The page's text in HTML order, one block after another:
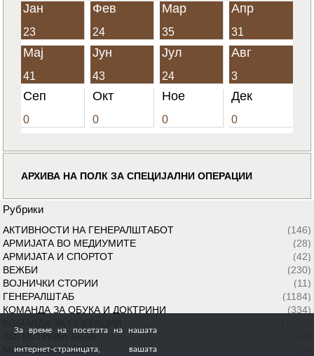
Јан
23
Фев
24
Мар
35
Апр
31
Мај
41
Јун
43
Јул
24
Авг
3
Сеп
0
Окт
0
Ное
0
Дек
0
АРХИВА НА ПОЛК ЗА СПЕЦИЈАЛНИ ОПЕРАЦИИ
Рубрики
АКТИВНОСТИ НА ГЕНЕРАЛШТАБОТ
(146)
АРМИЈАТА ВО МЕДИУМИТЕ
(28)
АРМИЈАТА И СПОРТОТ
(42)
ВЕЖБИ
(230)
ВОЈНИЧКИ СТОРИИ
(11)
ГЕНЕРАЛШТАБ
(1184)
КОМАНДА ЗА ОБУКА И ДОКТРИНИ
(334)
ЛОГИСТИЧКА БАЗА
МИРОВНИ МИСИИ
За време на посетата на нашата
интернет-страницата, вашата